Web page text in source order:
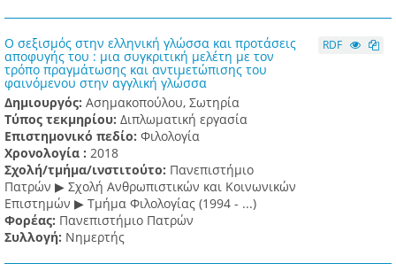
Ο σεξισμός στην ελληνική γλώσσα και προτάσεις
αποφυγής του : μια συγκριτική μελέτη με τον
τρόπο πραγμάτωσης και αντιμετώπισης του
φαινόμενου στην αγγλική γλώσσα
Δημιουργός: Ασημακοπούλου, Σωτηρία
Τύπος τεκμηρίου: Διπλωματική εργασία
Επιστημονικό πεδίο: Φιλολογία
Χρονολογία : 2018
Σχολή/τμήμα/ινστιτούτο: Πανεπιστήμιο
Πατρών ▶ Σχολή Ανθρωπιστικών και Κοινωνικών
Επιστημών ▶ Τμήμα Φιλολογίας (1994 - ...)
Φορέας: Πανεπιστήμιο Πατρών
Συλλογή: Νημερτής
RDF